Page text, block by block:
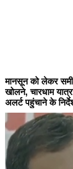
मानसून को लेकर
खोलने, चारधाम
अलर्ट पहुंचाने के